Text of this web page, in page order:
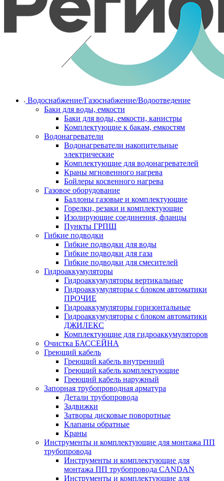
Водоснабжение/Газоснабжение/Водоотведение
Баки для воды, емкости
Баки для воды, емкости, канистры
Комплектующие к бакам, емкостям
Водонагреватели
Водонагреватели накопительные
электрические
Комплектующие для водонагревателей
Краны мгновенного нагрева
Бойлеры косвенного нагрева
Газовое оборудование
Баллоны газовые и комплектующие
Горелки, резаки и комплектующие
Изолирующие соединения, фланцы
Пункты ГРПШ
Гибкие подводки
Гибкие подводки для воды
Гибкие подводки для газа
Гибкие подводки для смесителей
Гидроаккумуляторы
Гидроаккумуляторы вертикальные
Гидроаккумуляторы с блоком автоматики
ПРОЧИЕ
Гидроаккумуляторы горизонтальные
Гидроаккумуляторы с блоком автоматики
ДЖИЛЕКС
Комплектующие для гидроаккумуляторов
Очистка БАССЕЙНА
Греющий кабель
Греющий кабель внутренний
Греющий кабель комплектующие
Греющий кабель наружный
Запорная трубопроводная арматура
Детали трубопровода
Задвижки
Затворы дисковые поворотные
Клапаны обратные
Краны
Инструменты и комплектующие для монтажа ПП
трубопровода
Инструменты и комплектующие для
монтажа ПП трубопровода CANDAN
Инструменты и комплектующие для